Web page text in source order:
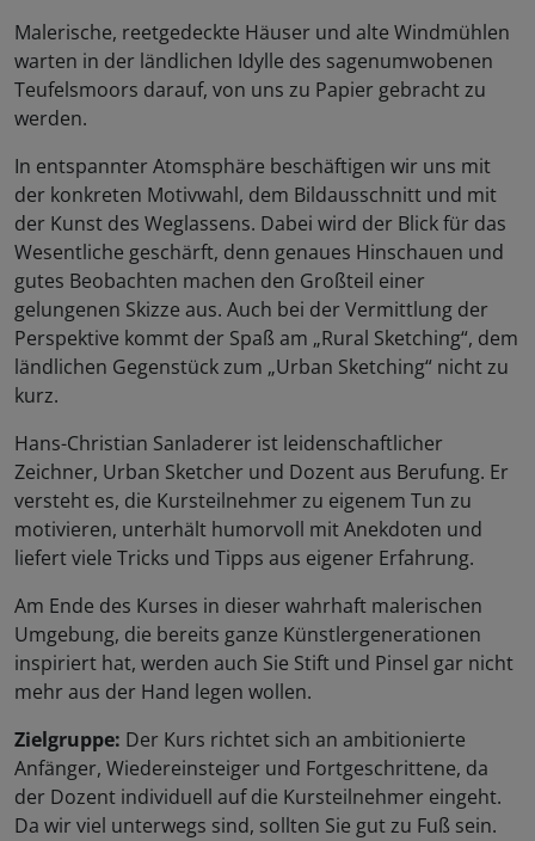
Malerische, reetgedeckte Häuser und alte Windmühlen
warten in der ländlichen Idylle des sagenumwobenen
Teufelsmoors darauf, von uns zu Papier gebracht zu
werden.
In entspannter Atomsphäre beschäftigen wir uns mit
der konkreten Motivwahl, dem Bildausschnitt und mit
der Kunst des Weglassens. Dabei wird der Blick für das
Wesentliche geschärft, denn genaues Hinschauen und
gutes Beobachten machen den Großteil einer
gelungenen Skizze aus. Auch bei der Vermittlung der
Perspektive kommt der Spaß am „Rural Sketching“, dem
ländlichen Gegenstück zum „Urban Sketching“ nicht zu
kurz.
Hans-Christian Sanladerer ist leidenschaftlicher
Zeichner, Urban Sketcher und Dozent aus Berufung. Er
versteht es, die Kursteilnehmer zu eigenem Tun zu
motivieren, unterhält humorvoll mit Anekdoten und
liefert viele Tricks und Tipps aus eigener Erfahrung.
Am Ende des Kurses in dieser wahrhaft malerischen
Umgebung, die bereits ganze Künstlergenerationen
inspiriert hat, werden auch Sie Stift und Pinsel gar nicht
mehr aus der Hand legen wollen.
Zielgruppe: Der Kurs richtet sich an ambitionierte
Anfänger, Wiedereinsteiger und Fortgeschrittene, da
der Dozent individuell auf die Kursteilnehmer eingeht.
Da wir viel unterwegs sind, sollten Sie gut zu Fuß sein.